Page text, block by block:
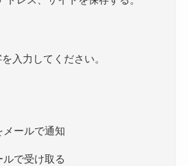
入力してください。
メールで通知
で受け取る